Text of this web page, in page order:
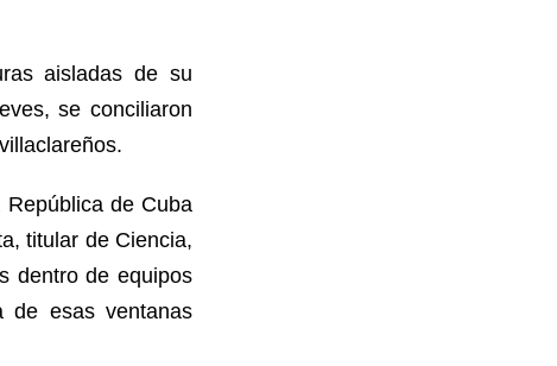
aisladas de su
se conciliaron
de Cuba
titular de Ciencia,
dentro de equipos
de esas ventanas